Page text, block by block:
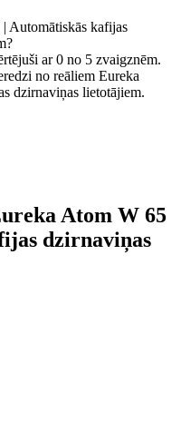
Automātiskās kafijas
ar 0 no 5 zvaigznēm.
no reāliem Eureka
dzirnaviņas lietotājiem.
Atom W 65
dzirnaviņas